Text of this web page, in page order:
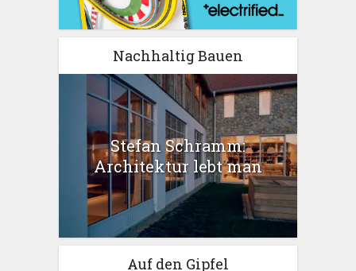
Nachhaltig Bauen
Stefan Schramm:
Architektur lebt man
Auf den Gipfel